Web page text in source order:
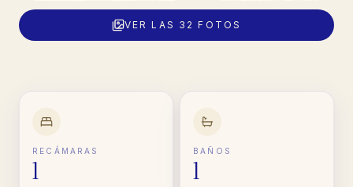
VER LAS 32 FOTOS
RECÁMARAS
1
BAÑOS
1